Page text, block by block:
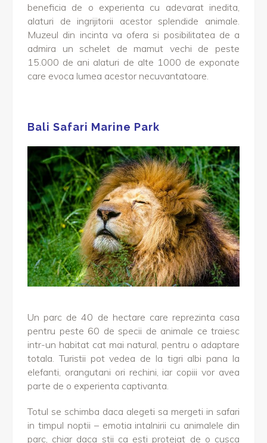
beneficia de o experienta cu adevarat inedita,
alaturi de ingrijitorii acestor splendide animale.
Muzeul din incinta va ofera si posibilitatea de a
admira un schelet de mamut vechi de peste
15.000 de ani alaturi de alte 1000 de exponate
care evoca lumea acestor necuvantatoare.
Bali Safari Marine Park
Un parc de 40 de hectare care reprezinta casa
pentru peste 60 de specii de animale ce traiesc
intr-un habitat cat mai natural, pentru o adaptare
totala. Turistii pot vedea de la tigri albi pana la
elefanti, orangutani ori rechini, iar copiii vor avea
parte de o experienta captivanta.
Totul se schimba daca alegeti sa mergeti in safari
in timpul noptii – emotia intalnirii cu animalele din
parc, chiar daca stii ca esti protejat de o cusca